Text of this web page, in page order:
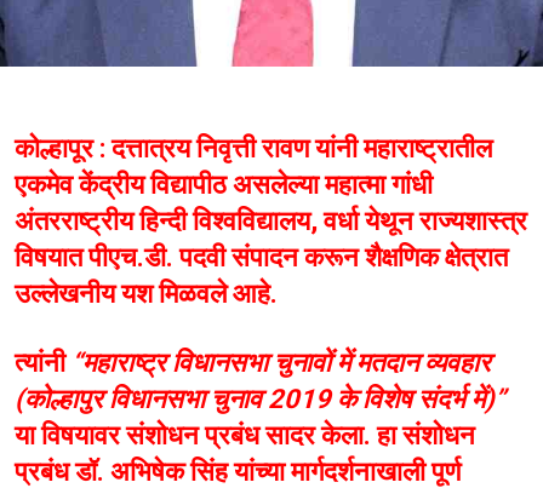
कोल्हापूर : दत्तात्रय निवृत्ती रावण यांनी महाराष्ट्रातील
एकमेव केंद्रीय विद्यापीठ असलेल्या महात्मा गांधी
अंतरराष्ट्रीय हिन्दी विश्वविद्यालय, वर्धा येथून राज्यशास्त्र
विषयात पीएच.डी. पदवी संपादन करून शैक्षणिक क्षेत्रात
उल्लेखनीय यश मिळवले आहे.
त्यांनी “महाराष्ट्र विधानसभा चुनावों में मतदान व्यवहार
(कोल्हापुर विधानसभा चुनाव 2019 के विशेष संदर्भ में)”
या विषयावर संशोधन प्रबंध सादर केला. हा संशोधन
प्रबंध डॉ. अभिषेक सिंह यांच्या मार्गदर्शनाखाली पूर्ण